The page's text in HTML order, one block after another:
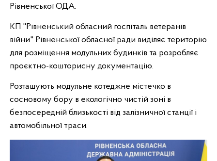
Рівненської ОДА.
КП "Рівненський обласний госпіталь ветеранів
війни" Рівненської обласної ради виділяє територію
для розміщення модульних будинків та розробляє
проєктно-кошторисну документацію.
Розташують модульне котеджне містечко в
сосновому бору в екологічно чистій зоні в
безпосередній близькості від залізничної станції і
автомобільної траси.